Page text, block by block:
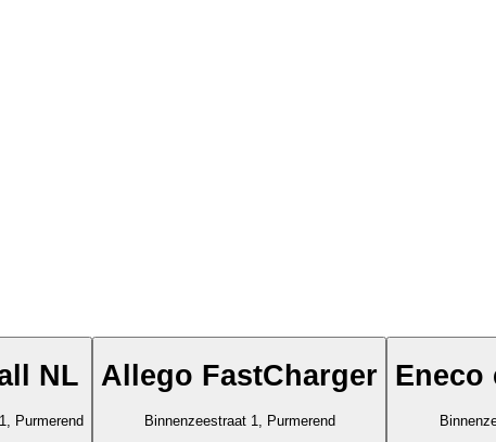
NL
Purmerend
Allego FastCharger
Binnenzeestraat 1, Purmerend
Eneco